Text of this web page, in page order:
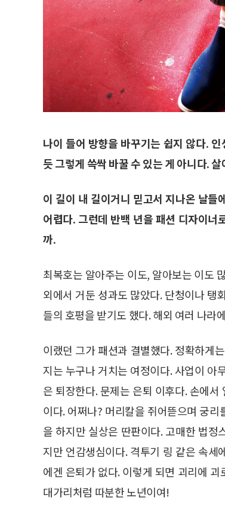
나이 들어 방향을 바꾸기는 쉽지 않다.
듯 그렇게 쓱싹 바꿀 수 있는 게 아니다.
이 길이 내 길이거니 믿고서 지나온 날들
어렵다. 그런데 반백 년을 패션 디자이
까.
최복호는 알아주는 이도, 알아보는 이도
외에서 거둔 성과도 많았다. 단청이나 탱
들의 호평을 받기도 했다. 해외 여러 나라
이랬던 그가 패션과 결별했다. 정확하게
지는 누구나 거치는 여정이다. 사업이 아
은 퇴장한다. 문제는 은퇴 이후다. 손에
이다. 어쩌나? 머리칼을 쥐어뜯으며 궁
을 하지만 실상은 딴판이다. 고매한 법
지만 언감생심이다. 격투기 링 같은 속
에겐 은퇴가 없다. 이렇게 되면 괴리에
대가리처럼 따분한 노년이여!